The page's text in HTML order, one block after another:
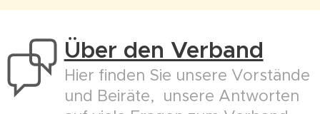
Über den Verband
Hier finden Sie unsere Vorstände
und Beiräte, unsere Antworten